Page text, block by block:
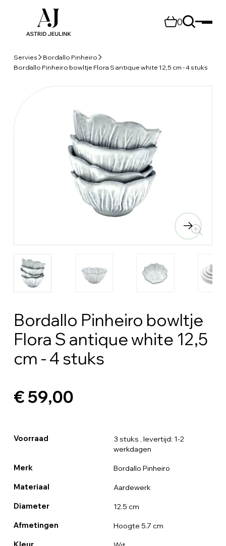
0
Servies
Bordallo Pinheiro
Bordallo Pinheiro bowltje Flora S antique white 12,5 cm - 4 stuks
Bordallo Pinheiro bowltje
Flora S antique white 12,5
cm - 4 stuks
€ 59,00
Voorraad 3 stuks , levertijd: 1-2
werkdagen
Merk Bordallo Pinheiro
Materiaal Aardewerk
Diameter 12.5 cm
Afmetingen Hoogte 5.7 cm